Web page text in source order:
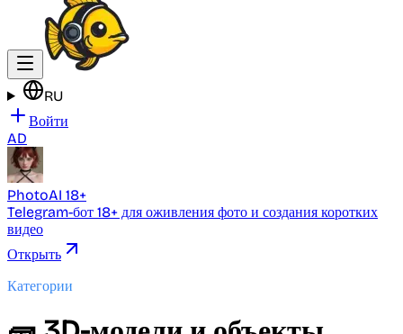
RU
Войти
AD
PhotoAI 18+
Telegram-бот 18+ для оживления фото и создания коротких
видео
Открыть
Категории